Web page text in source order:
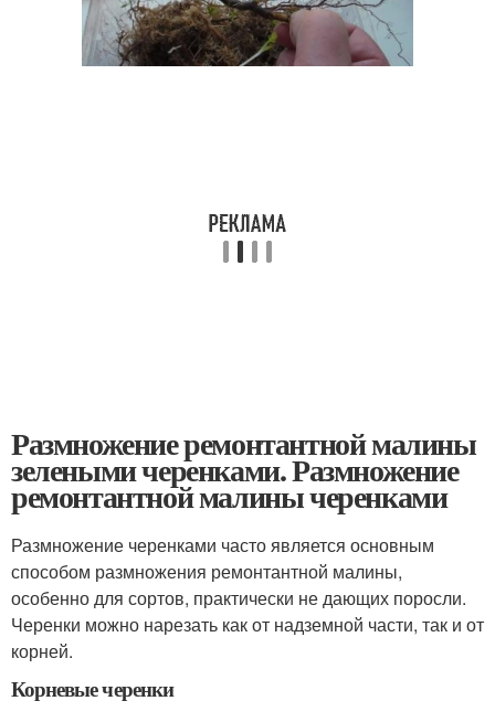
Размножение ремонтантной малины
зелеными черенками. Размножение
ремонтантной малины черенками
Размножение черенками часто является основным
способом размножения ремонтантной малины,
особенно для сортов, практически не дающих поросли.
Черенки можно нарезать как от надземной части, так и от
корней.
Корневые черенки